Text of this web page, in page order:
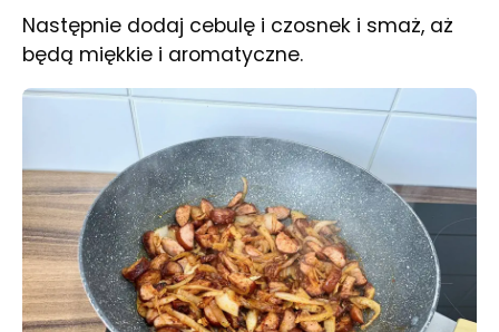
Następnie dodaj cebulę i czosnek i smaż, aż
będą miękkie i aromatyczne.